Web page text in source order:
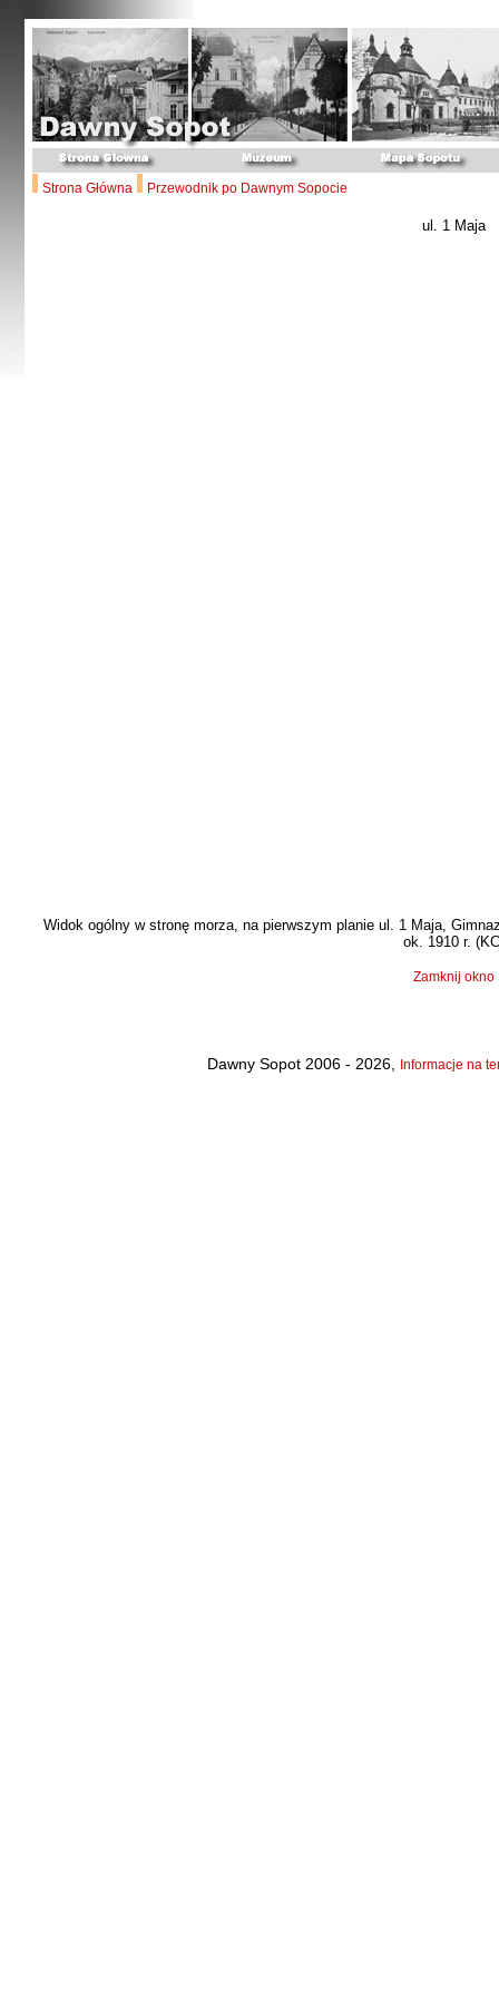
Strona Główna Przewodnik po Dawnym Sopocie
ul. 1 Maja
Widok ogólny w stronę morza, na pierwszym planie ul. 1 Maja,
ok. 1910 r. (KC
Zamknij okno
Dawny Sopot 2006 - 2026, Informacje na